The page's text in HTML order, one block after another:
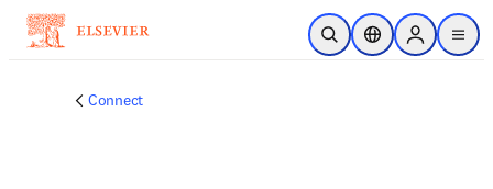
Passer au contenu principal
Ouvrir la recherche
Sélecteur de
Sign in to
menu
Connect